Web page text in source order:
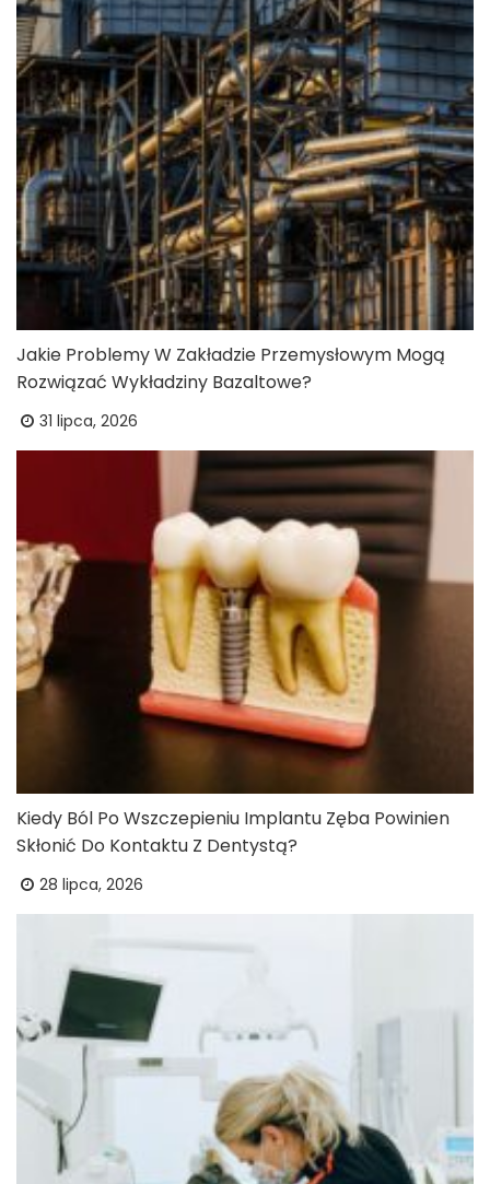
Jakie Problemy W Zakładzie Przemysłowym Mogą
Rozwiązać Wykładziny Bazaltowe?
31 lipca, 2026
Kiedy Ból Po Wszczepieniu Implantu Zęba Powinien
Skłonić Do Kontaktu Z Dentystą?
28 lipca, 2026